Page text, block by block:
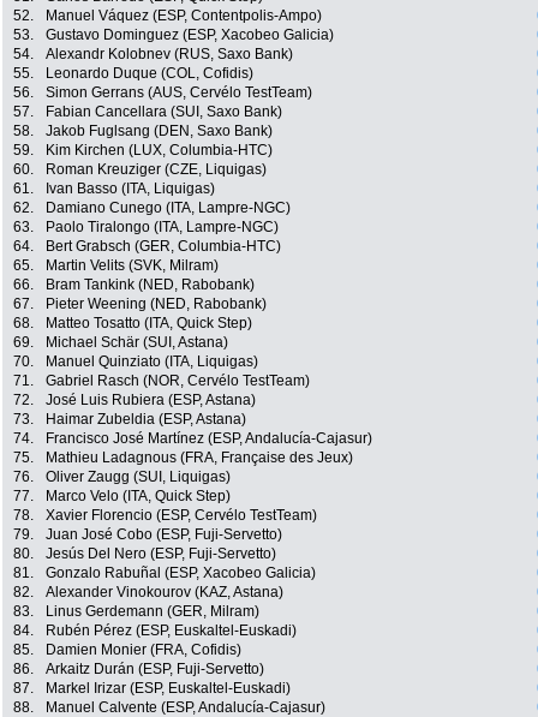
52.
Manuel Váquez (ESP, Contentpolis-Ampo)
53.
Gustavo Dominguez (ESP, Xacobeo Galicia)
54.
Alexandr Kolobnev (RUS, Saxo Bank)
55.
Leonardo Duque (COL, Cofidis)
56.
Simon Gerrans (AUS, Cervélo TestTeam)
57.
Fabian Cancellara (SUI, Saxo Bank)
58.
Jakob Fuglsang (DEN, Saxo Bank)
59.
Kim Kirchen (LUX, Columbia-HTC)
60.
Roman Kreuziger (CZE, Liquigas)
61.
Ivan Basso (ITA, Liquigas)
62.
Damiano Cunego (ITA, Lampre-NGC)
63.
Paolo Tiralongo (ITA, Lampre-NGC)
64.
Bert Grabsch (GER, Columbia-HTC)
65.
Martin Velits (SVK, Milram)
66.
Bram Tankink (NED, Rabobank)
67.
Pieter Weening (NED, Rabobank)
68.
Matteo Tosatto (ITA, Quick Step)
69.
Michael Schär (SUI, Astana)
70.
Manuel Quinziato (ITA, Liquigas)
71.
Gabriel Rasch (NOR, Cervélo TestTeam)
72.
José Luis Rubiera (ESP, Astana)
73.
Haimar Zubeldia (ESP, Astana)
74.
Francisco José Martínez (ESP, Andalucía-Cajasur)
75.
Mathieu Ladagnous (FRA, Française des Jeux)
76.
Oliver Zaugg (SUI, Liquigas)
77.
Marco Velo (ITA, Quick Step)
78.
Xavier Florencio (ESP, Cervélo TestTeam)
79.
Juan José Cobo (ESP, Fuji-Servetto)
80.
Jesús Del Nero (ESP, Fuji-Servetto)
81.
Gonzalo Rabuñal (ESP, Xacobeo Galicia)
82.
Alexander Vinokourov (KAZ, Astana)
83.
Linus Gerdemann (GER, Milram)
84.
Rubén Pérez (ESP, Euskaltel-Euskadi)
85.
Damien Monier (FRA, Cofidis)
86.
Arkaitz Durán (ESP, Fuji-Servetto)
87.
Markel Irizar (ESP, Euskaltel-Euskadi)
88.
Manuel Calvente (ESP, Andalucía-Cajasur)